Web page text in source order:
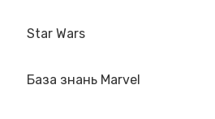
Star Wars
База знань Marvel